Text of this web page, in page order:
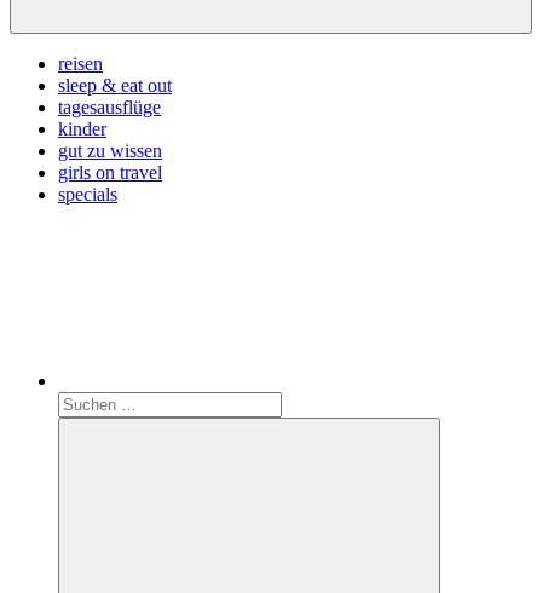
reisen
sleep & eat out
tagesausflüge
kinder
gut zu wissen
girls on travel
specials
Suchen
nach: